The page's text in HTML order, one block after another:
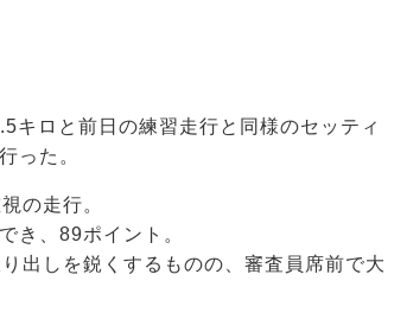
キロと前日の練習走行と同様のセッティ
った。
の走行。
き、89ポイント。
出しを鋭くするものの、審査員席前で大